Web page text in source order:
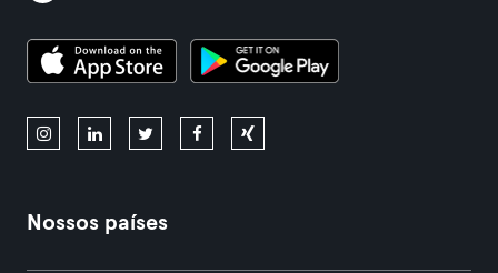
Nossos países